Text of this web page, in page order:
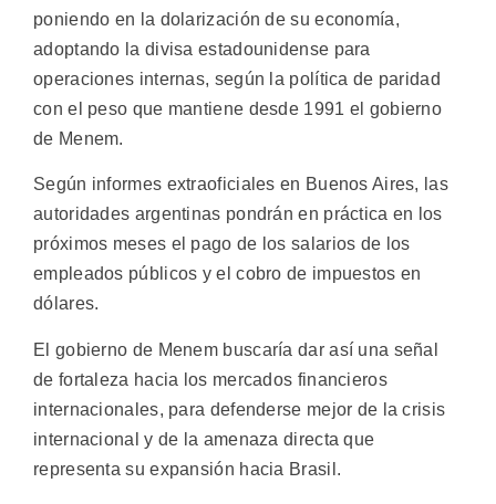
poniendo en la dolarización de su economía,
adoptando la divisa estadounidense para
operaciones internas, según la política de paridad
con el peso que mantiene desde 1991 el gobierno
de Menem.
Según informes extraoficiales en Buenos Aires, las
autoridades argentinas pondrán en práctica en los
próximos meses el pago de los salarios de los
empleados públicos y el cobro de impuestos en
dólares.
El gobierno de Menem buscaría dar así una señal
de fortaleza hacia los mercados financieros
internacionales, para defenderse mejor de la crisis
internacional y de la amenaza directa que
representa su expansión hacia Brasil.